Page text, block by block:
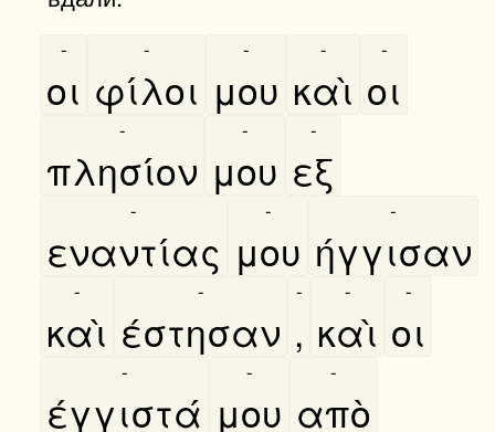
οι
-
φίλοι
-
μου
-
καὶ
-
οι
-
πλησίον
-
μου
-
εξ
-
εναντίας
-
μου
-
ήγγισαν
-
καὶ
-
έστησαν
-
,
-
καὶ
-
οι
-
έγγιστά
-
μου
-
απὸ
-